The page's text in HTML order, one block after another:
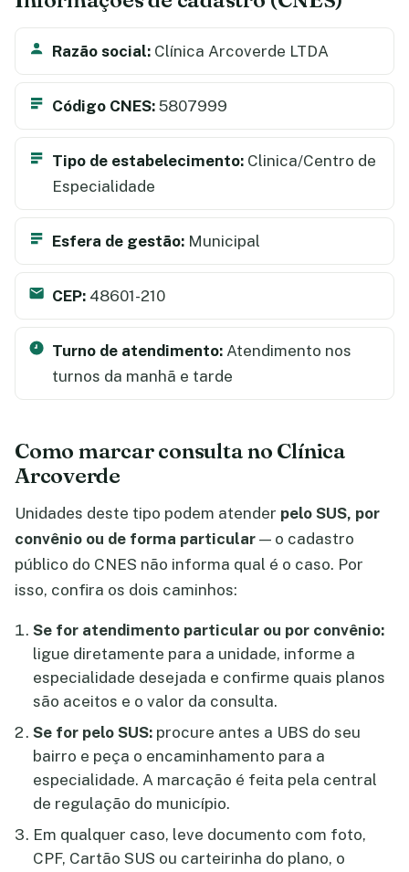
Razão social: Clínica Arcoverde LTDA
Código CNES: 5807999
Tipo de estabelecimento: Clinica/Centro de
Especialidade
Esfera de gestão: Municipal
CEP: 48601-210
Turno de atendimento: Atendimento nos
turnos da manhã e tarde
Como marcar consulta no Clínica
Arcoverde
Unidades deste tipo podem atender pelo SUS, por
convênio ou de forma particular — o cadastro
público do CNES não informa qual é o caso. Por
isso, confira os dois caminhos:
Se for atendimento particular ou por convênio:
ligue diretamente para a unidade, informe a
especialidade desejada e confirme quais planos
são aceitos e o valor da consulta.
Se for pelo SUS: procure antes a UBS do seu
bairro e peça o encaminhamento para a
especialidade. A marcação é feita pela central
de regulação do município.
Em qualquer caso, leve documento com foto,
CPF, Cartão SUS ou carteirinha do plano, o